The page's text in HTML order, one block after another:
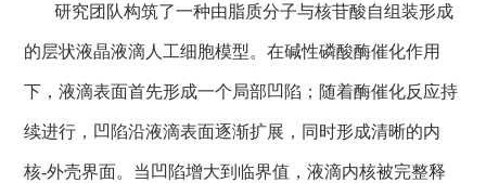
研究团队构筑了一种由脂质分子与核苷酸自组装形成
的层状液晶液滴人工细胞模型。在碱性磷酸酶催化作用
下，液滴表面首先形成一个局部凹陷；随着酶催化反应持
续进行，凹陷沿液滴表面逐渐扩展，同时形成清晰的内
核-外壳界面。当凹陷增大到临界值，液滴内核被完整释